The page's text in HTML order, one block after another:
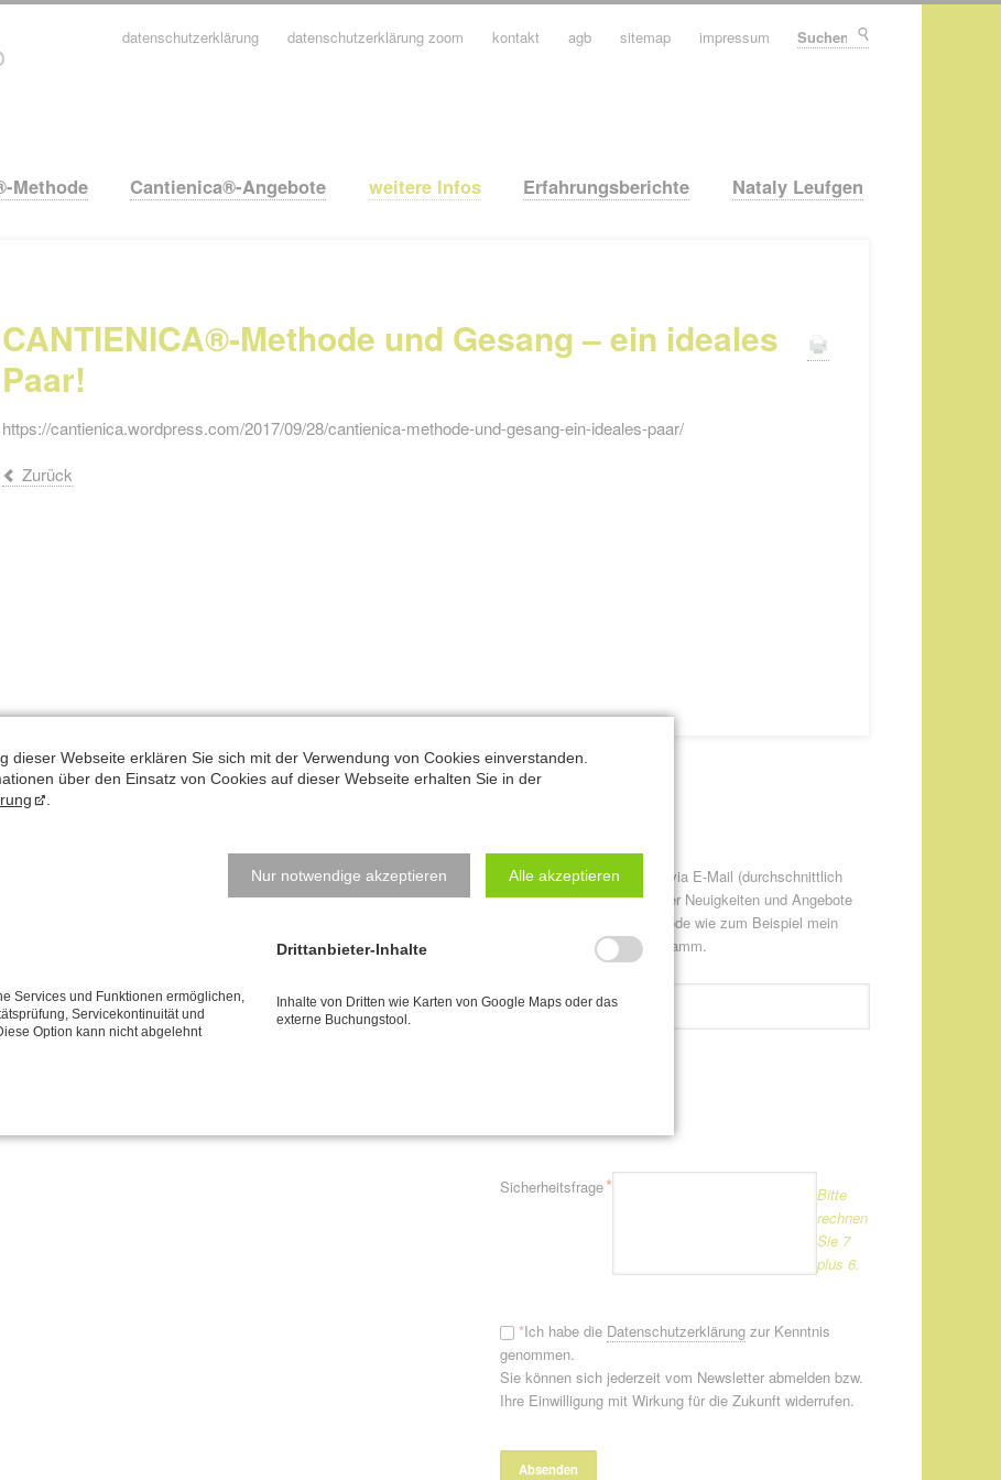
Methode Cantienica®-Angebote weitere Infos Erfahrungsberichte Nataly Leufgen
überspringen
datenschutzerklärung datenschutzerklärung zoom kontakt agb sitemap impressum
CANTIENICA®-Methode und Gesang – ein ideales
Paar!
https://cantienica.wordpress.com/2017/09/28/cantienica-methode-und-gesang-ein-ideales-paar/
Zurück
der Haltung!
Bitte informieren Sie mich via E-Mail (durchschnittlich
etwa einmal pro Monat) über Neuigkeiten und Angebote
zur CANTIENICA® - Methode wie zum Beispiel mein
jeweils aktuelles Kursprogramm.
Pflichtfeld
E-Mail-Adresse*
Pflichtfeld
Sicherheitsfrage*
Bitte
rechnen
Sie 7
plus 6.
*Ich habe die Datenschutzerklärungzur Kenntnis
genommen.
Sie können sich jederzeit vom Newsletter abmelden bzw.
Ihre Einwilligung mit Wirkung für die Zukunft widerrufen.
dieser Webseite erklären Sie sich mit der Verwendung von Cookies einverstanden.
über den Einsatz von Cookies auf dieser Webseite erhalten Sie in der
Nur notwendige akzeptieren Alle akzeptieren
Services und Funktionen ermöglichen,
Servicekontinuität und
Option kann nicht abgelehnt
Drittanbieter-Inhalte
Inhalte von Dritten wie Karten von Google Maps oder das
externe Buchungstool.